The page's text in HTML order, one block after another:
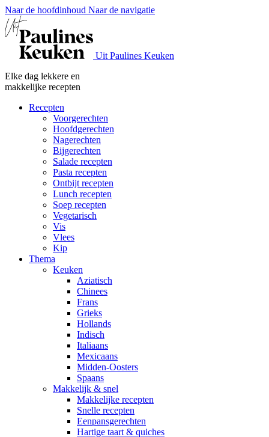
Naar de hoofdinhoud Naar de navigatie
Uit Paulines Keuken
Elke dag lekkere en
makkelijke recepten
Recepten
Voorgerechten
Hoofdgerechten
Nagerechten
Bijgerechten
Salade recepten
Pasta recepten
Ontbijt recepten
Lunch recepten
Soep recepten
Vegetarisch
Vis
Vlees
Kip
Thema
Keuken
Aziatisch
Chinees
Frans
Grieks
Hollands
Indisch
Italiaans
Mexicaans
Midden-Oosters
Spaans
Makkelijk & snel
Makkelijke recepten
Snelle recepten
Eenpansgerechten
Hartige taart & quiches